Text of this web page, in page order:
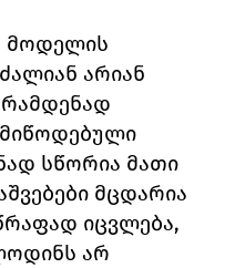
მოდელის
არიან
მიწოდებული
სწორია მათი
მცდარია
იცვლება,
არ